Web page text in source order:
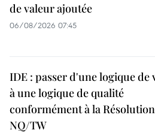
de valeur ajoutée
06/08/2026 07:45
IDE : passer d'une logique de
à une logique de qualité
conformément à la
NQ/TW